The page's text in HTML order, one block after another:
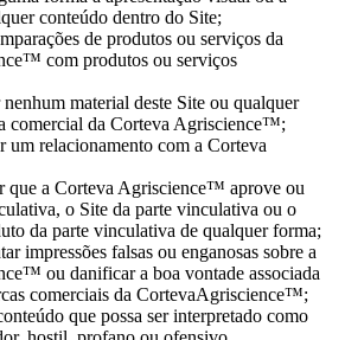
conteúdo dentro do Site;
de produtos ou serviços da
com produtos ou serviços
material deste Site ou qualquer
comercial da Corteva Agriscience™;
um relacionamento com a Corteva
que a Corteva Agriscience™ aprove ou
o Site da parte vinculativa ou o
da parte vinculativa de qualquer forma;
impressões falsas ou enganosas sobre a
ou danificar a boa vontade associada
comerciais da CortevaAgriscience™;
que possa ser interpretado como